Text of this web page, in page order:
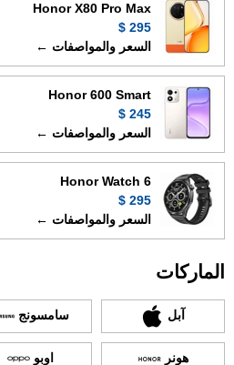
Honor X80 Pro Max
295 $
السعر والمواصفات ←
Honor 600 Smart
245 $
السعر والمواصفات ←
Honor Watch 6
295 $
السعر والمواصفات ←
الماركات
آبل سامسونج
هونر اوبو